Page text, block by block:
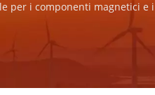
E
per i componenti magnetici